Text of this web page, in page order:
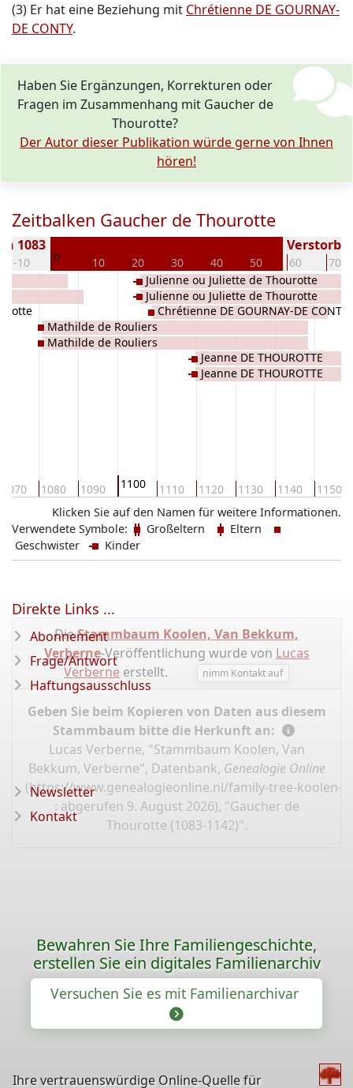
(3) Er hat eine Beziehung mit Chrétienne DE GOURNAY-
DE CONTY.
Haben Sie Ergänzungen, Korrekturen oder
Fragen im Zusammenhang mit Gaucher de
Thourotte?
Der Autor dieser Publikation würde gerne von Ihnen
hören!
Zeitbalken Gaucher de Thourotte
-10 0 10 20 30 40 50 60 70
1083
1070 1080 1090 1100 1110 1120 1130 1140 1150
Mathilde de Rouliers
Mathilde de Rouliers
Julienne ou Juliette de Thourotte
Julienne ou Juliette de Thourotte
Chrétienne DE GOURNAY-DE CONTY
Jeanne DE THOUROTTE
Jeanne DE THOUROTTE
Klicken Sie auf den Namen für weitere Informationen.
Verwendete Symbole:
Großeltern
Eltern
Geschwister
Kinder
DieStammbaum Koolen, Van Bekkum,
Verberne-Veröffentlichung wurde von Lucas
Verberne erstellt. nimm Kontakt auf
Geben Sie beim Kopieren von Daten aus diesem
Stammbaum bitte die Herkunft an:
Lucas Verberne, "Stammbaum Koolen, Van
Bekkum, Verberne", Datenbank, Genealogie Online
(https://www.genealogieonline.nl/family-tree-koolen-
: abgerufen 9. August 2026), "Gaucher de
Thourotte (1083-1142)".
Direkte Links ...
Abonnement
Frage/Antwort
Haftungsausschluss
Newsletter
Kontakt
Bewahren Sie Ihre Familiengeschichte,
erstellen Sie ein digitales Familienarchiv
Versuchen Sie es mit Familienarchivar
Ihre vertrauenswürdige Online-Quelle für